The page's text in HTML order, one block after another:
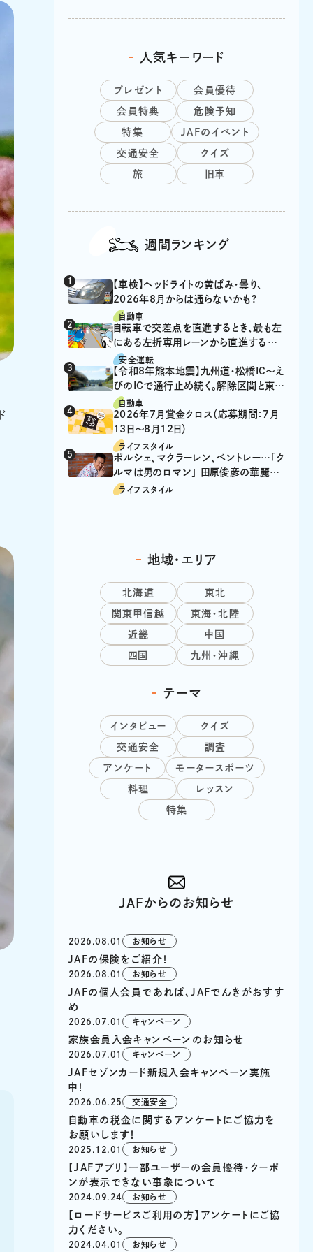
人気キーワード
プレゼント 会員優待
会員特典 危険予知
特集 JAFのイベント
交通安全 クイズ
旅 旧車
週間ランキング
【車検】ヘッドライトの黄ばみ・曇り、
2026年8月からは通らないかも?
自動車
自転車で交差点を直進するとき、最も左
にある左折専用レーンから直進するの
は、違反？
安全運転
【令和8年熊本地震】九州道・松橋IC～え
びのICで通行止め続く。解除区間と東九
州道の迂回ルート
自動車
2026年7月賞金クロス（応募期間：7月
13日～8月12日）
ライフスタイル
ポルシェ、マクラーレン、ベントレー…「ク
ルマは男のロマン」 田原俊彦の華麗な
る愛車遍歴
ライフスタイル
地域・エリア
北海道 東北
関東甲信越 東海・北陸
近畿 中国
四国 九州・沖縄
テーマ
インタビュー クイズ
交通安全 調査
アンケート モータースポーツ
料理 レッスン
特集
JAFからのお知らせ
2026.08.01 お知らせ
JAFの保険をご紹介！
2026.08.01 お知らせ
JAFの個人会員であれば、JAFでんきがおすす
め
2026.07.01 キャンペーン
家族会員入会キャンペーンのお知らせ
2026.07.01 キャンペーン
JAFセゾンカード新規入会キャンペーン実施
中！
2026.06.25 交通安全
自動車の税金に関するアンケートにご協力を
お願いします！
2025.12.01 お知らせ
【JAFアプリ】一部ユーザーの会員優待・クーポ
ンが表示できない事象について
2024.09.24 お知らせ
【ロードサービスご利用の方】アンケートにご協
力ください。
2024.04.01 お知らせ